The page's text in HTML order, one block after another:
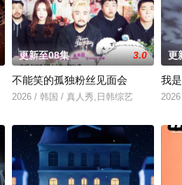
到唱法都可以完美消化的“模唱能力者”之间
更新至08集 3.0
不能笑的孤独粉丝见面会
2026 / 韩国 / 真人秀,日韩综艺
更
我